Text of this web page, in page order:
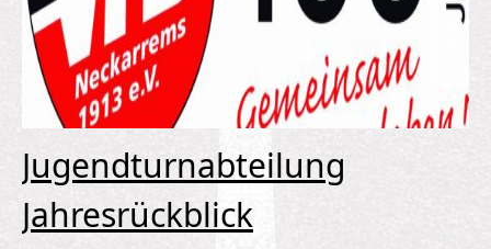
Jugendturnabteilung
Jahresrückblick